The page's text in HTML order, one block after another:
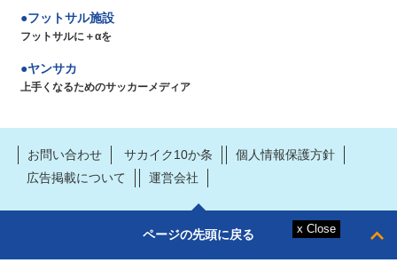
フットサル施設
フットサルに＋αを
ヤンサカ
上手くなるためのサッカーメディア
お問い合わせ サカイク10か条
個人情報保護方針
広告掲載について
運営会社
ページの先頭に戻る